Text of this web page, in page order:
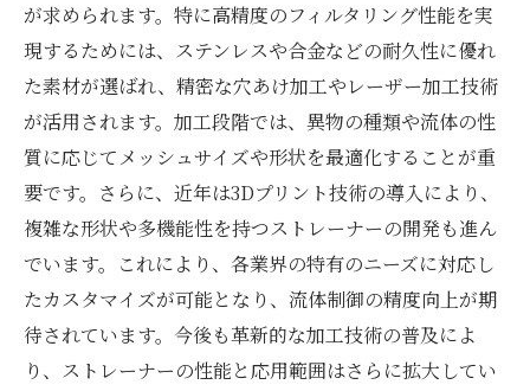
が求められます。特に高精度のフィルタリング性能を実
現するためには、ステンレスや合金などの耐久性に優れ
た素材が選ばれ、精密な穴あけ加工やレーザー加工技術
が活用されます。加工段階では、異物の種類や流体の性
質に応じてメッシュサイズや形状を最適化することが重
要です。さらに、近年は3Dプリント技術の導入により、
複雑な形状や多機能性を持つストレーナーの開発も進ん
でいます。これにより、各業界の特有のニーズに対応し
たカスタマイズが可能となり、流体制御の精度向上が期
待されています。今後も革新的な加工技術の普及によ
り、ストレーナーの性能と応用範囲はさらに拡大してい